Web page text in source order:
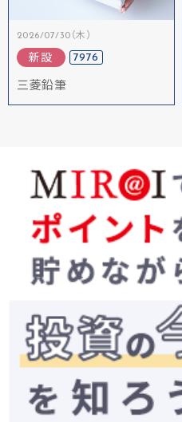
2026/07/30（木）
新設 7976
三菱鉛筆